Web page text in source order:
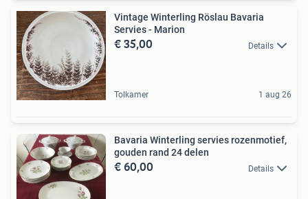
Vintage Winterling Röslau Bavaria
Servies - Marion
€ 35,00 Details
Tolkamer 1 aug 26
Bavaria Winterling servies rozenmotief,
gouden rand 24 delen
€ 60,00 Details